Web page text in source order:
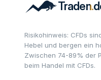
Risikohinweis: CFDs
Hebel und bergen ein
Zwischen 74-89% der
beim Handel mit CFDs.